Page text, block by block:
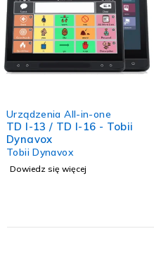
Urządzenia All-in-one
TD I-13 / TD I-16 - Tobii
Dynavox
Tobii Dynavox
Dowiedz się więcej